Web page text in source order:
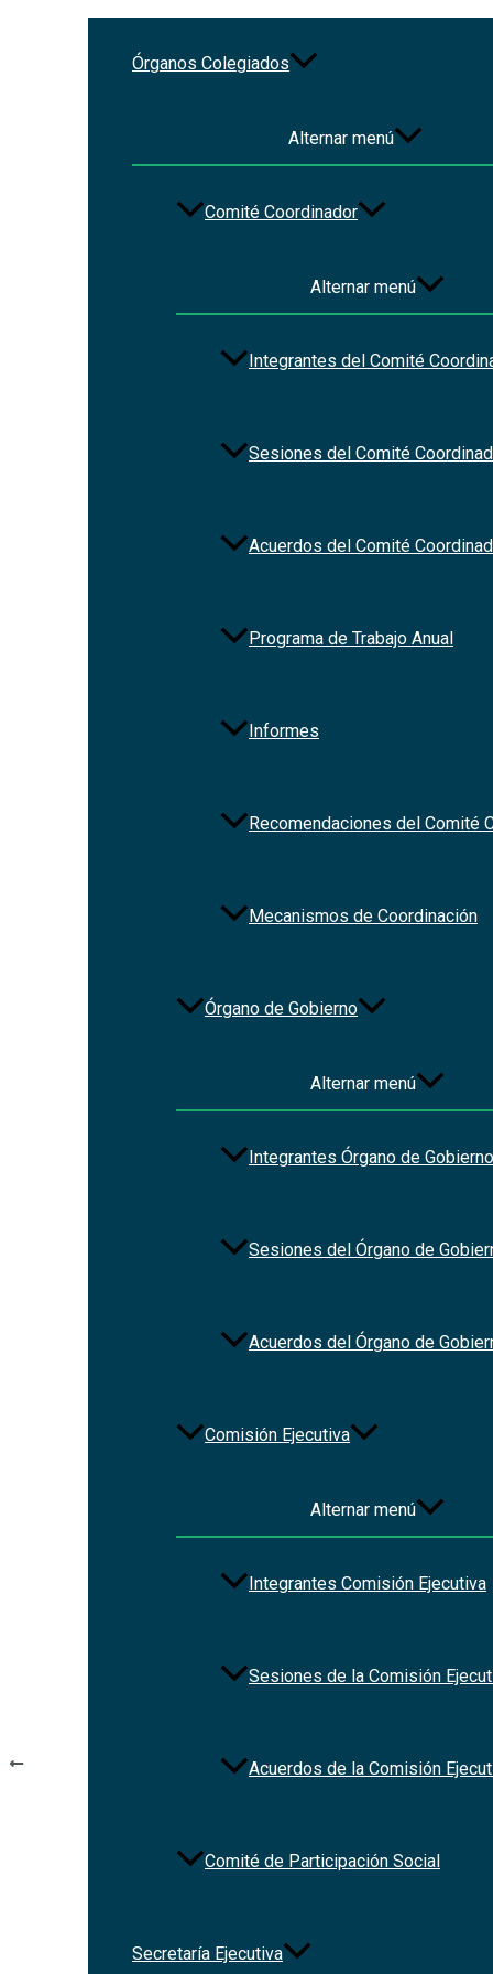
Ir al contenido
Órganos Colegiados
Alternar menú
Comité Coordinador
Alternar menú
Integrantes del Comité
Sesiones del Comité
Acuerdos del Comité
Programa de Trabajo Anual
Informes
Recomendaciones del Comité
Mecanismos de Coordinación
Órgano de Gobierno
Alternar menú
Integrantes Órgano de Gobierno
Sesiones del Órgano de
Acuerdos del Órgano de
Comisión Ejecutiva
Alternar menú
Integrantes Comisión Ejecutiva
Sesiones de la Comisión
Acuerdos de la Comisión
Comité de Participación Social
Secretaría Ejecutiva
Ley de Fiscalización y
Normateca_Estados
ANTERIOR